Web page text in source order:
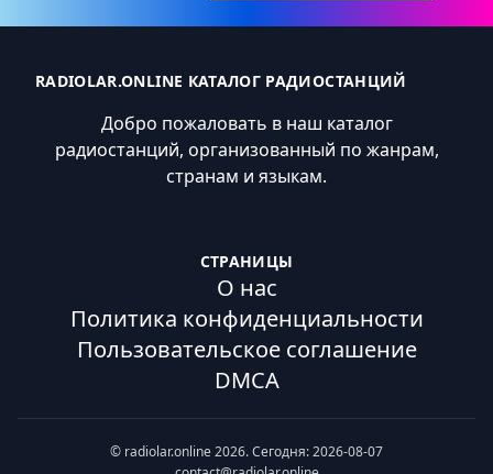
RADIOLAR.ONLINE КАТАЛОГ РАДИОСТАНЦИЙ
Добро пожаловать в наш каталог
радиостанций, организованный по жанрам,
странам и языкам.
СТРАНИЦЫ
О нас
Политика конфиденциальности
Пользовательское соглашение
DMCA
© radiolar.online 2026. Сегодня: 2026-08-07